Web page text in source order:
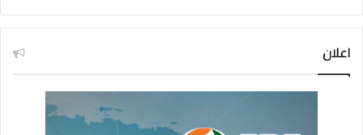
اعلان